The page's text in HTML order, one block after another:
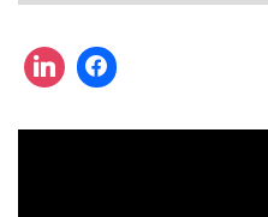
actualité
?